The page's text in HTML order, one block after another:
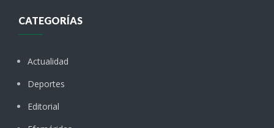
CATEGORÍAS
Actualidad
Deportes
Editorial